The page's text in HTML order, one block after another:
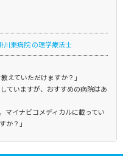
東病院 の理学療法士
えていただけますか？」
ていますが、おすすめの病院はあ
マイナビコメディカルに載ってい
？」